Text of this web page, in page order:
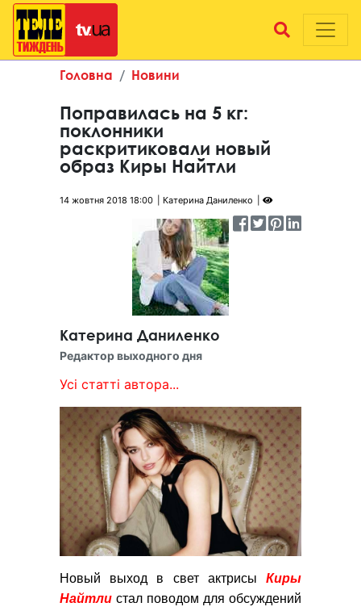
Головна Новини
Поправилась на 5 кг:
поклонники
раскритиковали новый
образ Киры Найтли
14 жовтня 2018 18:00 Катерина Даниленко
Катерина Даниленко
Редактор выходного дня
Усі статті автора...
Новый выход в свет актрисы Киры
Найтли стал поводом для обсуждений